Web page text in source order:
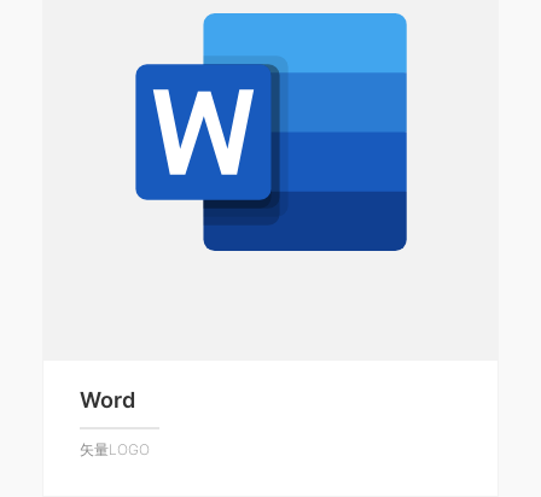
Word
矢量LOGO